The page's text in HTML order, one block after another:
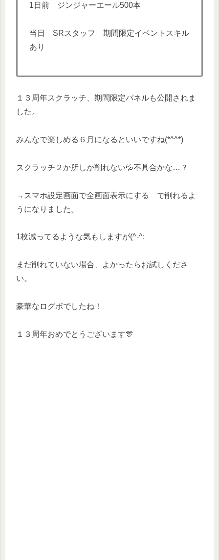
1日前 ジンジャーエール500本
当日 SRスタッフ 期間限定イベントスキル
あり
１３周年スクラッチ、期間限定パネルも公開されま
した。
みんなで楽しめる６月になるといいですね(*^^*)
スクラッチ２か所しか削れない💦不具合かな…？
→スマホ設定画面で全画面表示にする で削れるよ
うになりました。
1枚減ってるような気もしますが(^-^;
まだ削れていない場合、よかったらお試しくださ
い。
豪華なログボでしたね！
１３周年おめでとうございます🎊